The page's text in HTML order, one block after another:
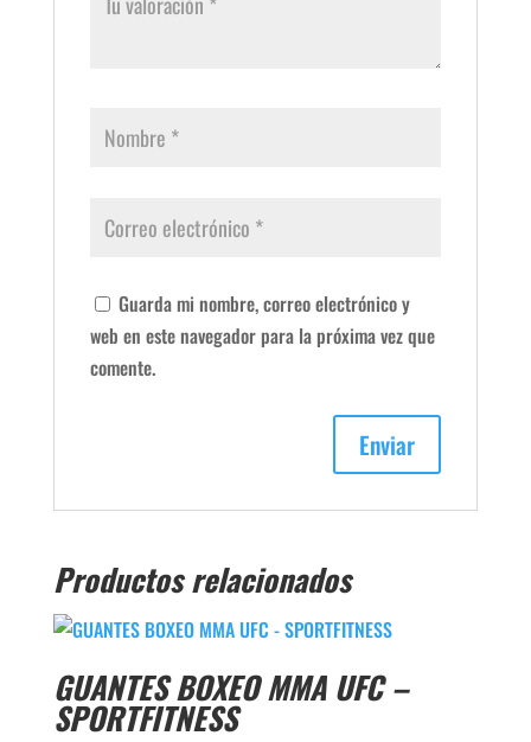
Guarda mi nombre, correo electrónico y
web en este navegador para la próxima vez que
comente.
Productos relacionados
GUANTES BOXEO MMA UFC –
SPORTFITNESS